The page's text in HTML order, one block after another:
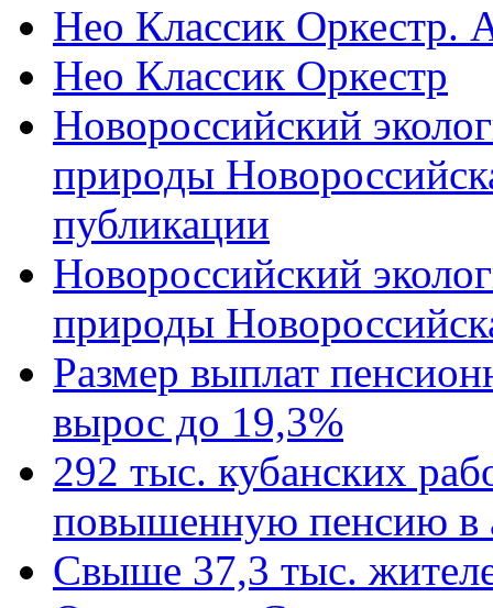
Нео Классик Оркестр.
Нео Классик Оркестр
Новороссийский
природы
публикации
Новороссийский
природы
Размер выплат
вырос до 19,3%
292 тыс. кубанских
повышенную пенсию в
Свыше 37,3 тыс.